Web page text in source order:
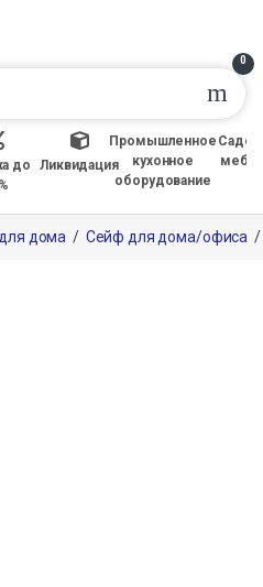
0
до
Ликвидация
Промышленное
кухонное
оборудование
дома / Сейф для дома/офиса /